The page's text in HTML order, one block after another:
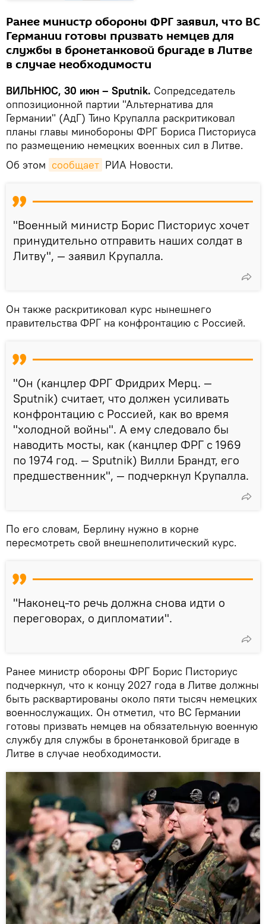
Ранее министр обороны ФРГ заявил, что ВС
Германии готовы призвать немцев для
службы в бронетанковой бригаде в Литве
в случае необходимости
ВИЛЬНЮС, 30 июн – Sputnik. Сопредседатель
оппозиционной партии "Альтернатива для
Германии" (АдГ) Тино Крупалла раскритиковал
планы главы минобороны ФРГ Бориса Писториуса
по размещению немецких военных сил в Литве.
Об этом сообщает РИА Новости.
"Военный министр Борис Писториус хочет
принудительно отправить наших солдат в
Литву", — заявил Крупалла.
Он также раскритиковал курс нынешнего
правительства ФРГ на конфронтацию с Россией.
"Он (канцлер ФРГ Фридрих Мерц. —
Sputnik) считает, что должен усиливать
конфронтацию с Россией, как во время
"холодной войны". А ему следовало бы
наводить мосты, как (канцлер ФРГ с 1969
по 1974 год. — Sputnik) Вилли Брандт, его
предшественник", — подчеркнул Крупалла.
По его словам, Берлину нужно в корне
пересмотреть свой внешнеполитический курс.
"Наконец-то речь должна снова идти о
переговорах, о дипломатии".
Ранее министр обороны ФРГ Борис Писториус
подчеркнул, что к концу 2027 года в Литве должны
быть расквартированы около пяти тысяч немецких
военнослужащих. Он отметил, что ВС Германии
готовы призвать немцев на обязательную военную
службу для службы в бронетанковой бригаде в
Литве в случае необходимости.